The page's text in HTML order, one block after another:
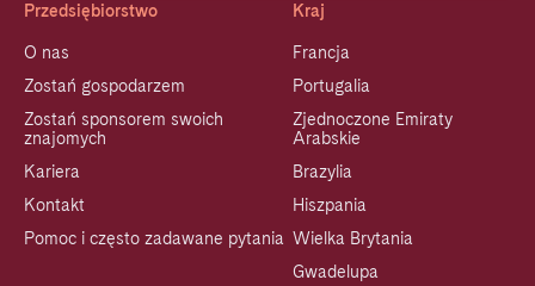
Przedsiębiorstwo
O nas
Zostań gospodarzem
Zostań sponsorem swoich
znajomych
Kariera
Kontakt
Pomoc i często zadawane pytania
Kraj
Francja
Portugalia
Zjednoczone Emiraty
Arabskie
Brazylia
Hiszpania
Wielka Brytania
Gwadelupa